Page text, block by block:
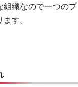
組織なので一つの
す。